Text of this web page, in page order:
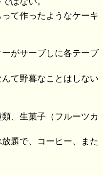
て作ったようなケーキ
がサーブしに各テーブ
て野暮なことはしない
、生菓子（フルーツカ
題で、コーヒー、また